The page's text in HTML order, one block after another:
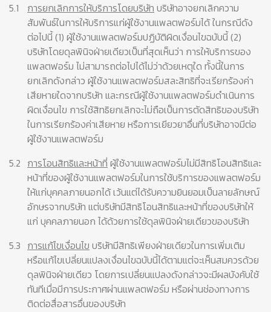
5.1 การยกเลิกการให้บริการโดยบริษัท บริษัทอาจยกเลิกความ
สัมพันธ์ในการให้บริการแก่ผู้ใช้งานแพลตฟอร์มได้ ในกรณีดัง
ต่อไปนี้ (1) ผู้ใช้งานแพลตฟอร์มปฏิบัติผิดเงื่อนไขฉบับนี้ (2)
บริษัทโดยดุลพินิจฝ่ายเดียวเป็นที่สุดเห็นว่า การให้บริการของ
แพลตฟอร์ม ไม่สามารถต่อไปได้ไม่ว่าด้วยเหตุใด ทั้งนี้ในการ
ยกเลิกดังกล่าว ผู้ใช้งานแพลตฟอร์มสละสิทธิที่จะเรียกร้องค่า
เสียหายใดจากบริษัท และกรณีผู้ใช้งานแพลตฟอร์มดำเนินการ
ผิดเงื่อนไข การใช้สิทธิยกเลิกจะไม่ถือเป็นการตัดสิทธิของบริษัท
ในการเรียกร้องค่าเสียหาย หรือการเยียวยาอื่นที่บริษัทอาจมีต่อ
ผู้ใช้งานแพลตฟอร์ม
5.2 การโอนสิทธิและหน้าที่ ผู้ใช้งานแพลตฟอร์มไม่มีสิทธิโอนสิทธิและ
หน้าที่ของผู้ใช้งานแพลตฟอร์มในการใช้บริการของแพลตฟอร์ม
ให้แก่บุคคลภายนอกได้ เว้นแต่ได้รับความยินยอมเป็นลายลักษณ์
อักษรจากบริษัท แต่บริษัทมีสิทธิโอนสิทธิและหน้าที่ของบริษัทให้
แก่ บุคคลภายนอก ได้ด้วยการใช้ดุลพินิจฝ่ายเดียวของบริษัท
5.3 การแก้ไขเงื่อนไข บริษัทมีสิทธิเพียงฝ่ายเดียวในการเพิ่มเติม
หรือแก้ไขเปลี่ยนแปลงเงื่อนไขฉบับนี้ได้ตามแต่จะเห็นสมควรด้วย
ดุลพินิจฝ่ายเดียว โดยการเปลี่ยนแปลงดังกล่าวจะมีผลบังคับใช้
ทันทีเมื่อมีการประกาศผ่านแพลตฟอร์ม หรือผ่านช่องทางการ
ติดต่อสื่อสารอื่นของบริษัท